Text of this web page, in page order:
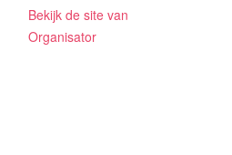
Bekijk de site van
Organisator